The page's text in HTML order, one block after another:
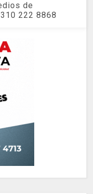
de
222 8868